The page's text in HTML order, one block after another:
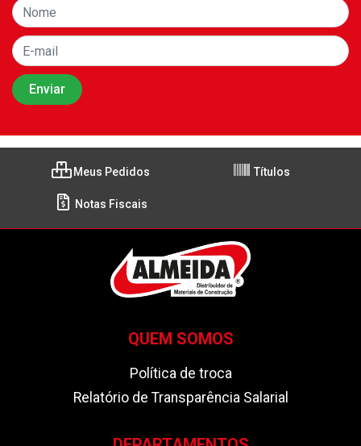
Meus Pedidos Títulos
Notas Fiscais
QUEM SOMOS
Política de troca
Relatório de Transparência Salarial